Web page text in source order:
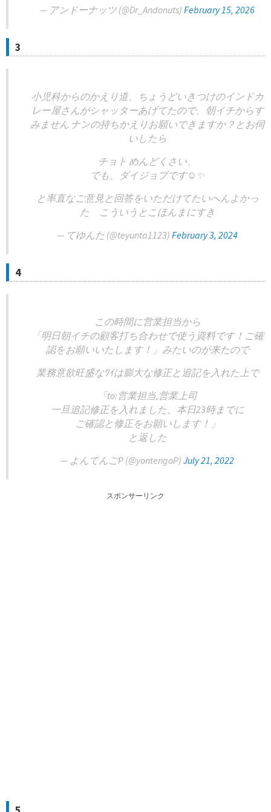
— アンドーナッツ (@Dr_Andonuts) February 15, 2026
3
小児科からのかえり道、ちょうどいきつけのインドカ
レー屋さんがシャッターあげてたので、朝イチからす
みません ナンの持ちかえりお願いできますか？とお伺
いしたら
チョト めんどくさい、
でも、ダイジョブです☺️✨
と率直なご意見と回答をいただけてたいへんよかっ
た こういうとこほんまにすき
— てゆんた (@teyunta1123) February 3, 2024
4
この時間に営業担当から
「明日朝イチの顧客打ち合わせで使う資料です！ご確
認をお願いいたします！」みたいのが来たので
業務意欲旺盛なﾜｲは膨大な修正と追記を入れた上で
「to:営業担当,営業上司
一旦追記修正を入れました、本日23時までに
ご確認と修正をお願いします！」
と返した
— よんてんごP (@yontengoP) July 21, 2022
スポンサーリンク